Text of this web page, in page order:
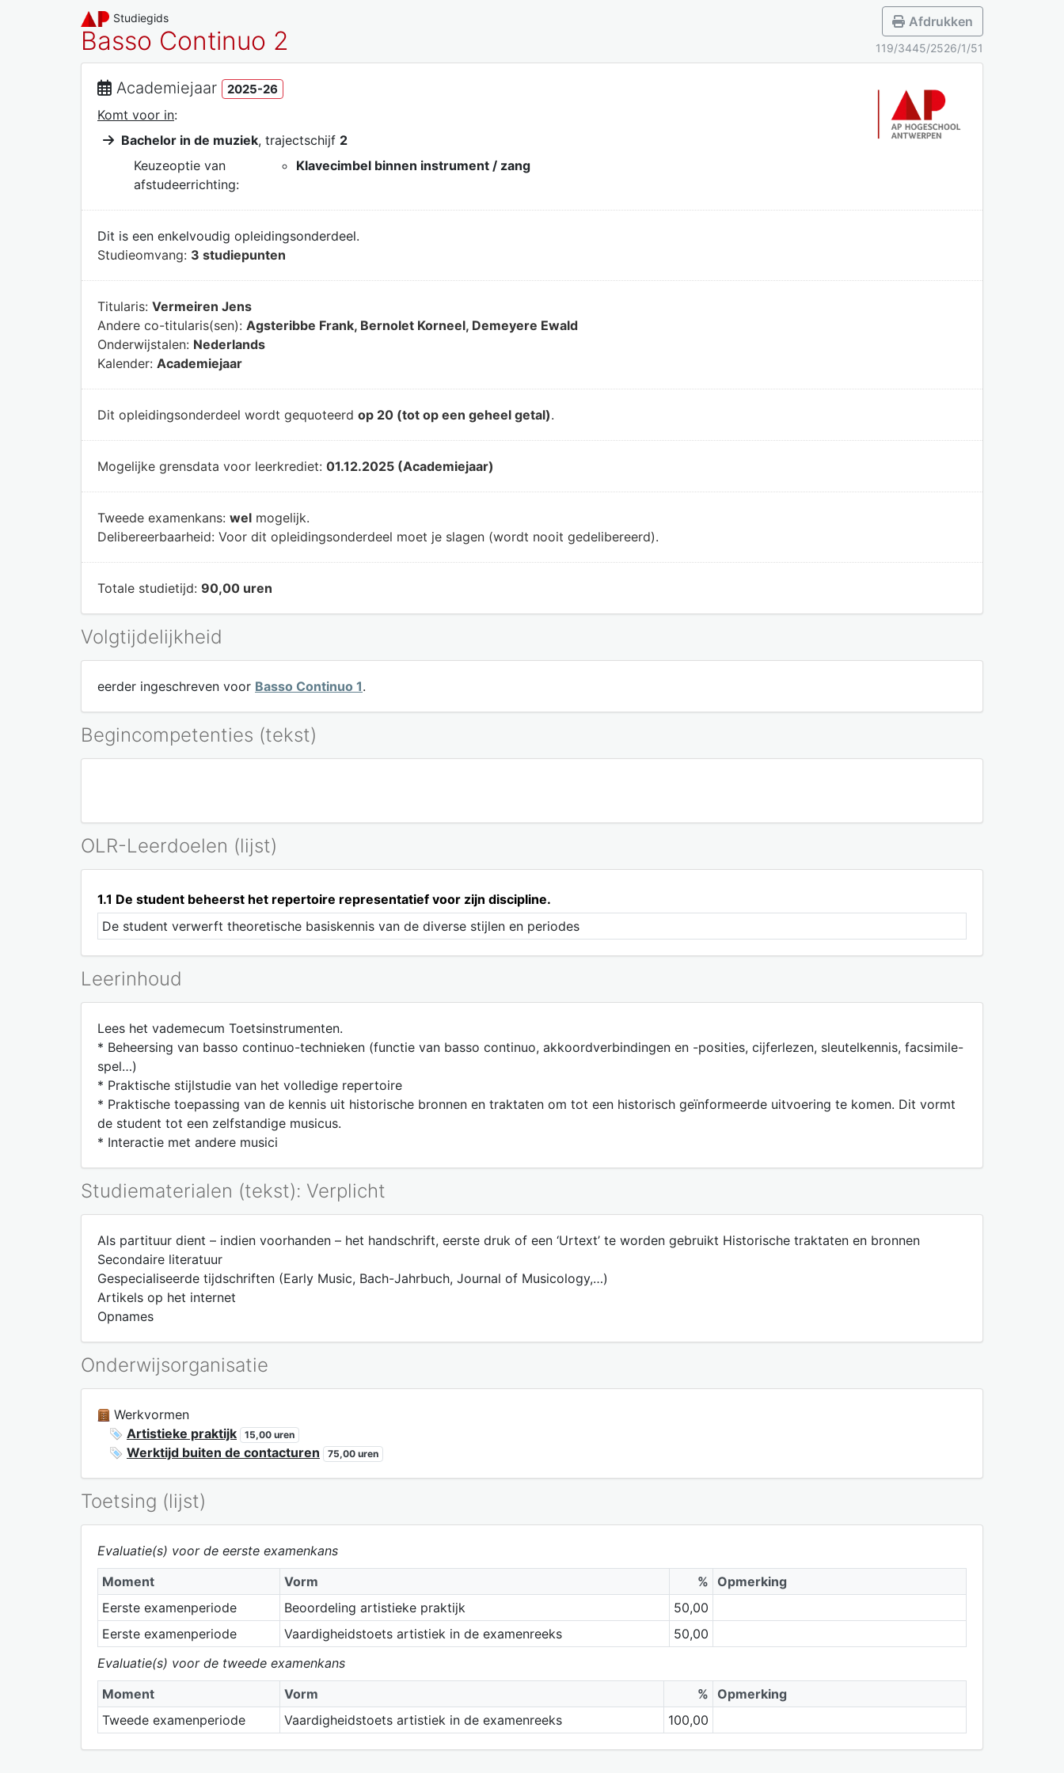
Studiegids
Basso Continuo 2
Afdrukken
119/3445/2526/1/51
Academiejaar 2025-26
Komt voor in:
Bachelor in de muziek, trajectschijf 2
Keuzeoptie van
afstudeerrichting:
Klavecimbel binnen instrument / zang
Dit is een enkelvoudig opleidingsonderdeel.
Studieomvang: 3 studiepunten
Titularis: Vermeiren Jens
Andere co-titularis(sen): Agsteribbe Frank, Bernolet Korneel, Demeyere Ewald
Onderwijstalen: Nederlands
Kalender: Academiejaar
Dit opleidingsonderdeel wordt gequoteerd op 20 (tot op een geheel getal).
Mogelijke grensdata voor leerkrediet: 01.12.2025 (Academiejaar)
Tweede examenkans: wel mogelijk.
Delibereerbaarheid: Voor dit opleidingsonderdeel moet je slagen (wordt nooit gedelibereerd).
Totale studietijd: 90,00 uren
Volgtijdelijkheid
eerder ingeschreven voor Basso Continuo 1.
Begincompetenties (tekst)
OLR-Leerdoelen (lijst)
1.1 De student beheerst het repertoire representatief voor zijn discipline.
De student verwerft theoretische basiskennis van de diverse stijlen en periodes
Leerinhoud
Lees het vademecum Toetsinstrumenten.
* Beheersing van basso continuo-technieken (functie van basso continuo, akkoordverbindingen en -posities, cijferlezen, sleutelkennis, facsimile-
spel…)
* Praktische stijlstudie van het volledige repertoire
* Praktische toepassing van de kennis uit historische bronnen en traktaten om tot een historisch geïnformeerde uitvoering te komen. Dit vormt
de student tot een zelfstandige musicus.
* Interactie met andere musici
Studiematerialen (tekst): Verplicht
Als partituur dient – indien voorhanden – het handschrift, eerste druk of een ‘Urtext’ te worden gebruikt Historische traktaten en bronnen
Secondaire literatuur
Gespecialiseerde tijdschriften (Early Music, Bach-Jahrbuch, Journal of Musicology,…)
Artikels op het internet
Opnames
Onderwijsorganisatie
Werkvormen
Artistieke praktijk
15,00 uren
Werktijd buiten de contacturen 75,00 uren
Toetsing (lijst)
Evaluatie(s) voor de eerste examenkans
Moment
Vorm % Opmerking
Eerste examenperiode
Beoordeling artistieke praktijk
50,00
Eerste examenperiode
Vaardigheidstoets artistiek in de examenreeks
50,00
Evaluatie(s) voor de tweede examenkans
Moment
Vorm % Opmerking
Tweede examenperiode
Vaardigheidstoets artistiek in de examenreeks 100,00